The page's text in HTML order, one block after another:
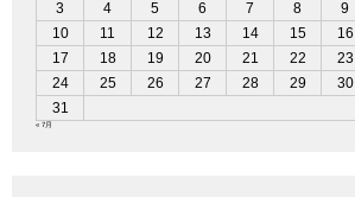
3
4 5 6 7 8
9
10
11 12 13 14 15
16
17
18 19 20 21 22
23
24
25 26 27 28 29
30
31
« 7月